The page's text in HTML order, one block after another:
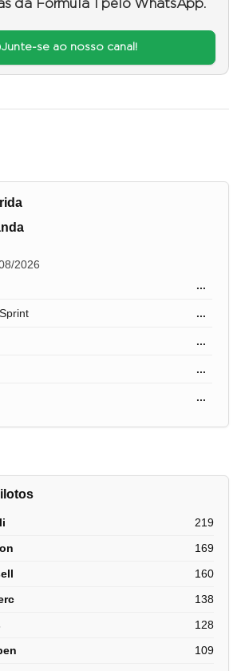
da Fórmula 1 pelo WhatsApp.
Junte-se ao nosso canal!
2026
...
...
...
...
...
219
169
160
138
128
109